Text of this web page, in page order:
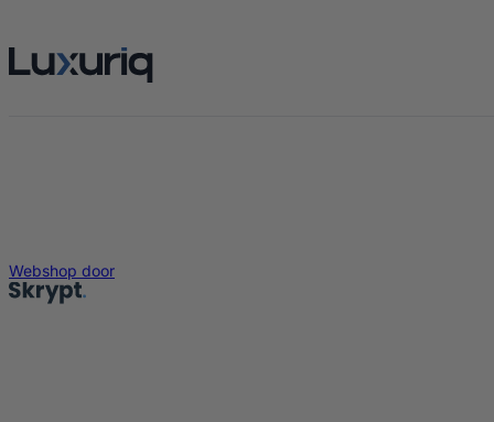
Webshop door